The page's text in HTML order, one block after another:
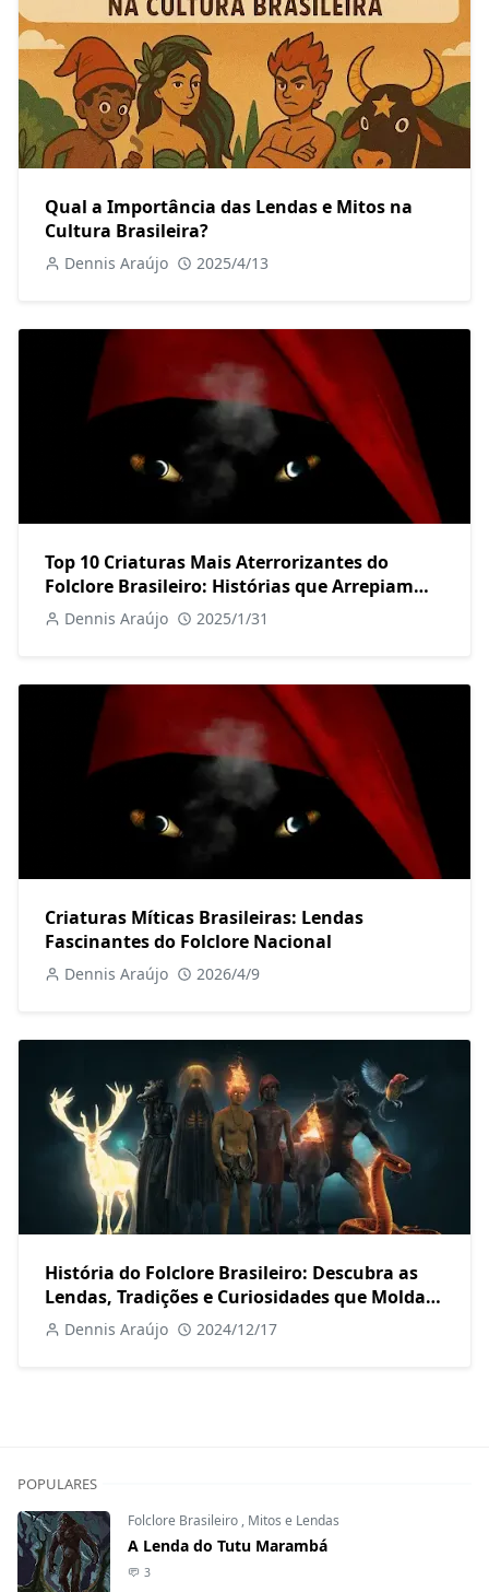
Qual a Importância das Lendas e Mitos na
Cultura Brasileira?
Dennis Araújo 2025/4/13
Top 10 Criaturas Mais Aterrorizantes do
Folclore Brasileiro: Histórias que Arrepiam
até os Mais Corajosos
Dennis Araújo 2025/1/31
Criaturas Míticas Brasileiras: Lendas
Fascinantes do Folclore Nacional
Dennis Araújo 2026/4/9
História do Folclore Brasileiro: Descubra as
Lendas, Tradições e Curiosidades que Moldam
Nossa Cultura
Dennis Araújo 2024/12/17
POPULARES
Folclore Brasileiro , Mitos e Lendas
A Lenda do Tutu Marambá
3